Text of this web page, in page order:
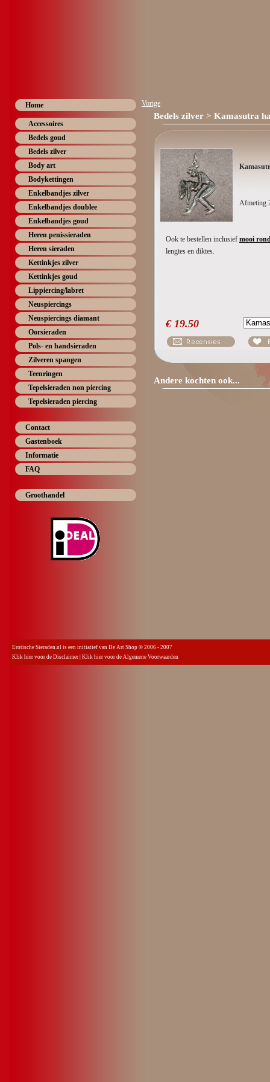
Home
Accessoires
Bedels goud
Bedels zilver
Body art
Bodykettingen
Enkelbandjes zilver
Enkelbandjes doublee
Enkelbandjes goud
Heren penissieraden
Heren sieraden
Kettinkjes zilver
Kettinkjes goud
Lippiercing/labret
Neuspiercings
Neuspiercings diamant
Oorsieraden
Pols- en handsieraden
Zilveren spangen
Teenringen
Tepelsieraden non piercing
Tepelsieraden piercing
Contact
Gastenboek
Informatie
FAQ
Groothandel
Vorige
Bedels zilver > Kamasutra
Afmeting
Ook te bestellen inclusief mooi
lengtes en diktes.
€ 19.50
Andere kochten ook...
Erotische Sieraden.nl is een initiatief van De Art Shop © 2006 - 2007
Klik hier voor de Disclaimer Klik hier voor de Algemene Voorwaarden